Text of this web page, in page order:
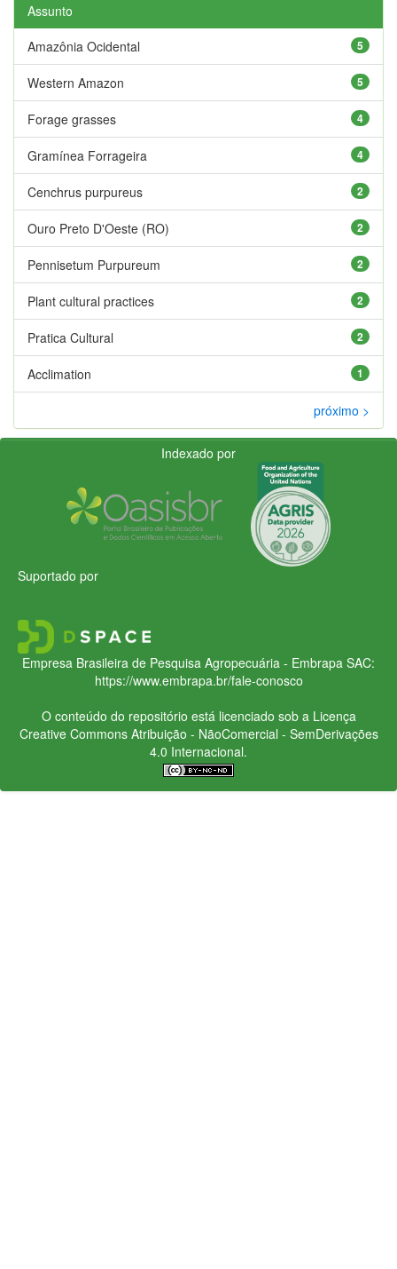
Assunto
5
Amazônia Ocidental
5
Western Amazon
4
Forage grasses
4
Gramínea Forrageira
2
Cenchrus purpureus
2
Ouro Preto D'Oeste (RO)
2
Pennisetum Purpureum
2
Plant cultural practices
2
Pratica Cultural
1
Acclimation
próximo >
Indexado por
Suportado por
Empresa Brasileira de Pesquisa Agropecuária - Embrapa SAC:
https://www.embrapa.br/fale-conosco
O conteúdo do repositório está licenciado sob a Licença
Creative CommonsAtribuição - NãoComercial - SemDerivações
4.0 Internacional.